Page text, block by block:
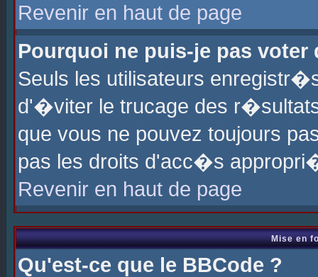
Revenir en haut de page
Pourquoi ne puis-je pas voter
Seuls les utilisateurs
d'�viter le trucage des
que vous ne pouvez toujours
pas les droits d'acc�s
Revenir en haut de page
Mise en
Qu'est-ce que le BBCode ?